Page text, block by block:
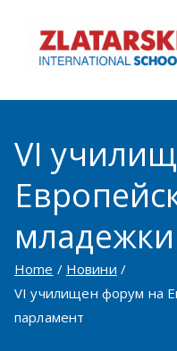
content
VI
Home
Новини
VI училищен форум на
парламент